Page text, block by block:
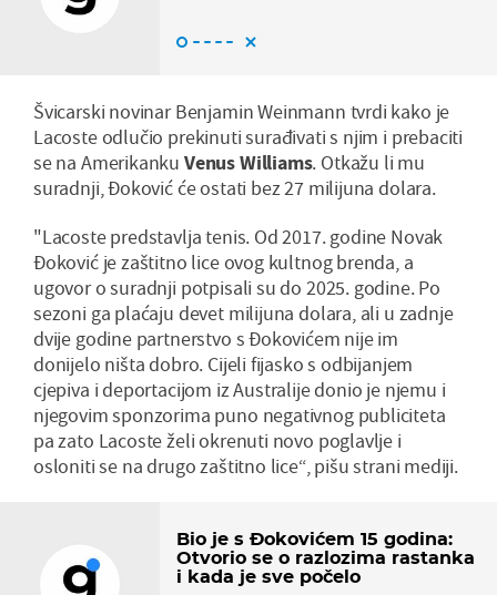
Švicarski novinar Benjamin Weinmann tvrdi kako je
Lacoste odlučio prekinuti surađivati s njim i prebaciti
se na Amerikanku VenusWilliams. Otkažu li mu
suradnji, Đoković će ostati bez 27 milijuna dolara.
"Lacoste predstavlja tenis. Od 2017. godine Novak
Đoković je zaštitno lice ovog kultnog brenda, a
ugovor o suradnji potpisali su do 2025. godine. Po
sezoni ga plaćaju devet milijuna dolara, ali u zadnje
dvije godine partnerstvo s Đokovićem nije im
donijelo ništa dobro. Cijeli fijasko s odbijanjem
cjepiva i deportacijom iz Australije donio je njemu i
njegovim sponzorima puno negativnog publiciteta
pa zato Lacoste želi okrenuti novo poglavlje i
osloniti se na drugo zaštitno lice“, pišu strani mediji.
Bio je s Đokovićem 15 godina:
Otvorio se o razlozima rastanka
i kada je sve počelo